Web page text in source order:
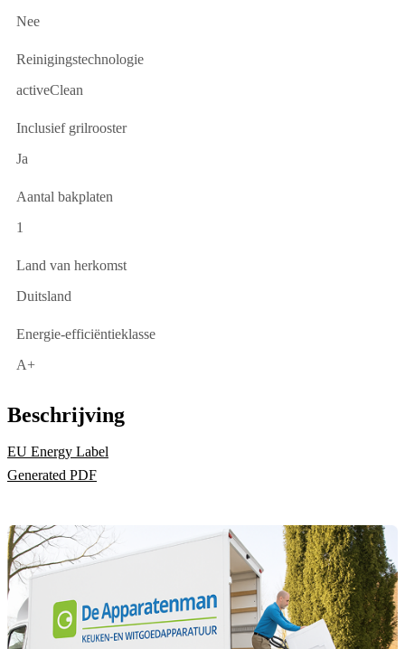
Nee
Reinigingstechnologie
activeClean
Inclusief grilrooster
Ja
Aantal bakplaten
1
Land van herkomst
Duitsland
Energie-efficiëntieklasse
A+
Beschrijving
EU Energy Label
Generated PDF